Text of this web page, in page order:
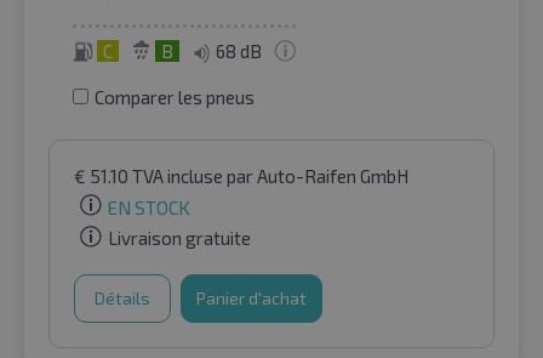
C B 68 dB
Comparer les pneus
€ 51.10 TVA incluse par Auto-Raifen GmbH
EN STOCK
Livraison gratuite
Détails Panier d'achat